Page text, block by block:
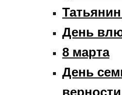
День
8 марта
День
верности